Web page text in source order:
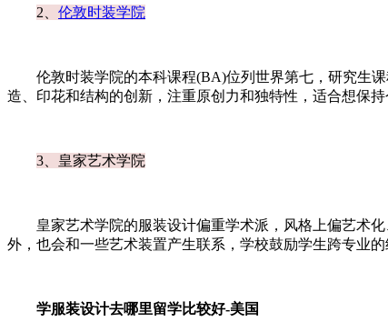
2、 伦敦时装学院
伦敦时装学院的本科课程(BA)位列世界第七，研究生课
造、印花和结构的创新，注重原创力和独特性，适合想保持
3、皇家艺术学院
皇家艺术学院的服装设计偏重学术派，风格上偏艺术化
外，也会和一些艺术装置产生联系，学校鼓励学生跨专业的
学服装设计去哪里留学比较好-美国